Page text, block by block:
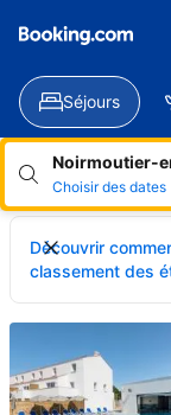
Séjours
Noirmoutier-
Choisir des dates
Découvrir
classement des